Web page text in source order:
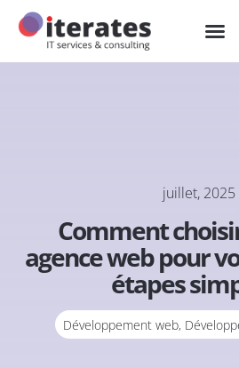
juillet, 2025
Comment
agence web pour
étapes
Développement web,